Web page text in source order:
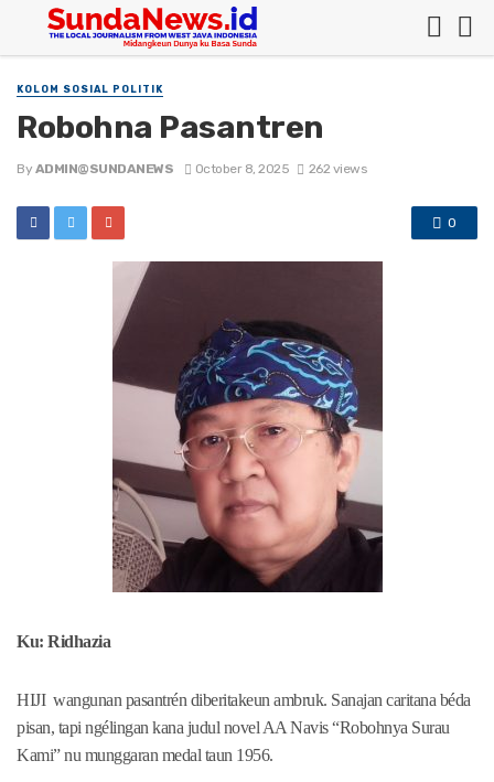
KOLOM SOSIAL POLITIK
Robohna Pasantren
By ADMIN@SUNDANEWS October 8, 2025 262 views
0
Ku: Ridhazia
HIJI wangunan pasantrén diberitakeun ambruk. Sanajan caritana béda
pisan, tapi ngélingan kana judul novel AA Navis “Robohnya Surau
Kami” nu munggaran medal taun 1956.